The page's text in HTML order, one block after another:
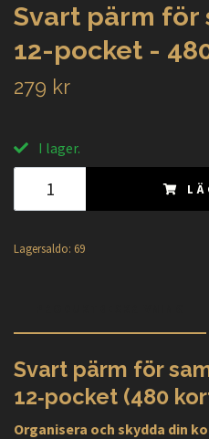
Svart pärm för
12-pocket -
279 kr
I lager.
Lagersaldo: 69
Svart pärm för
12‑pocket (480
Organisera och skydda din